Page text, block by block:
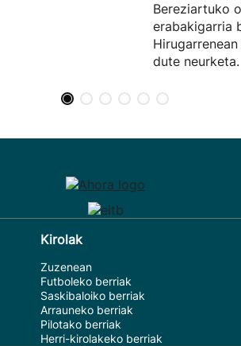
Bereziartuko
erabakigarria
dute neurketa.
Kirolak
Zuzenean
Futboleko berriak
Saskibaloiko berriak
Arrauneko berriak
Pilotako berriak
Herri-kirolakeko berriak